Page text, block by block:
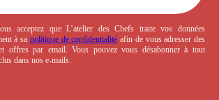
acceptez que L’atelier des Chefs traite vos données
à sa politique de confidentialité afin de vous adresser des
offres par email. Vous pouvez vous désabonner à tout
dans nos e-mails.